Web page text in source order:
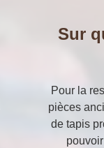
Sur
Pour la
pièces
de tapis